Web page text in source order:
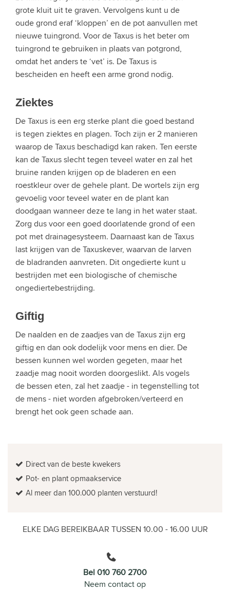
grote kluit uit te graven. Vervolgens kunt u de
oude grond eraf ‘kloppen’ en de pot aanvullen met
nieuwe tuingrond. Voor de Taxus is het beter om
tuingrond te gebruiken in plaats van potgrond,
omdat het anders te ‘vet’ is. De Taxus is
bescheiden en heeft een arme grond nodig.
Ziektes
De Taxus is een erg sterke plant die goed bestand
is tegen ziektes en plagen. Toch zijn er 2 manieren
waarop de Taxus beschadigd kan raken. Ten eerste
kan de Taxus slecht tegen teveel water en zal het
bruine randen krijgen op de bladeren en een
roestkleur over de gehele plant. De wortels zijn erg
gevoelig voor teveel water en de plant kan
doodgaan wanneer deze te lang in het water staat.
Zorg dus voor een goed doorlatende grond of een
pot met drainagesysteem. Daarnaast kan de Taxus
last krijgen van de Taxuskever, waarvan de larven
de bladranden aanvreten. Dit ongedierte kunt u
bestrijden met een biologische of chemische
ongediertebestrijding.
Giftig
De naalden en de zaadjes van de Taxus zijn erg
giftig en dan ook dodelijk voor mens en dier. De
bessen kunnen wel worden gegeten, maar het
zaadje mag nooit worden doorgeslikt. Als vogels
de bessen eten, zal het zaadje - in tegenstelling tot
de mens - niet worden afgebroken/verteerd en
brengt het ook geen schade aan.
Direct van de beste kwekers
Pot- en plant opmaakservice
Al meer dan 100.000 planten verstuurd!
ELKE DAG BEREIKBAAR TUSSEN 10.00 - 16.00 UUR
Bel 010 760 2700
Neem contact op